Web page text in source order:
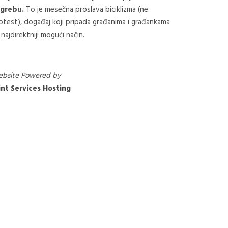
To je mesečna proslava biciklizma (ne
događaj koji pripada građanima i građankama
mogući način.
Powered by
Services Hosting